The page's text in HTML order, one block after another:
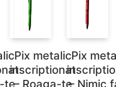
te
Pix metalic
inscriptionat
– Roaga-te
Pix
– Nimic